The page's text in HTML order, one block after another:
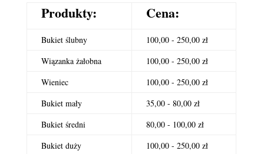
Produkty: Cena:
Bukiet ślubny
100,00 - 250,00 zł
Wiązanka żałobna
100,00 - 250,00 zł
Wieniec
100,00 - 250,00 zł
Bukiet mały
35,00 - 80,00 zł
Bukiet średni
80,00 - 100,00 zł
Bukiet duży
100,00 - 250,00 zł